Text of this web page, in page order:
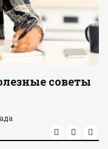
советы